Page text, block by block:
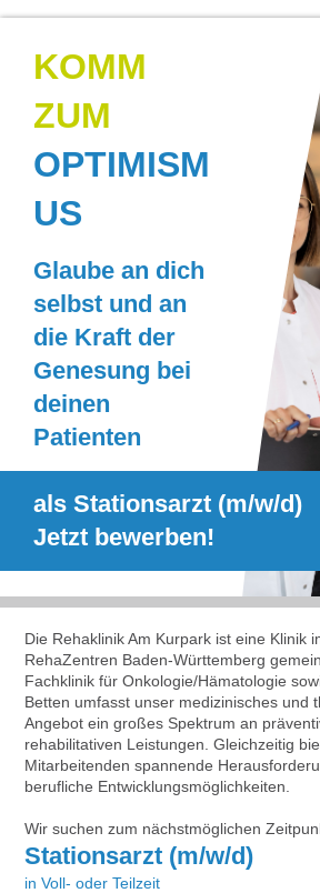
KOMM
ZUM
OPTIMISM
US
Glaube an dich
selbst und an
die Kraft der
Genesung bei
deinen
Patienten
als Stationsarzt (m/w/d)
Jetzt bewerben!
Die Rehaklinik Am Kurpark ist eine Klinik
RehaZentren Baden-Württemberg
Fachklinik für Onkologie/Hämatologie
Betten umfasst unser medizinisches und
Angebot ein großes Spektrum an
rehabilitativen Leistungen. Gleichzeitig
Mitarbeitenden spannende
berufliche Entwicklungsmöglichkeiten.
Wir suchen zum nächstmöglichen
Stationsarzt (m/w/d)
in Voll- oder Teilzeit